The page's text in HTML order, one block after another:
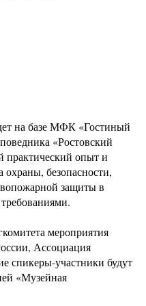
на базе МФК «Гостиный
«Ростовский
практический опыт и
охраны, безопасности,
защиты в
мероприятия
Ассоциация
спикеры-участники будут
«Музейная